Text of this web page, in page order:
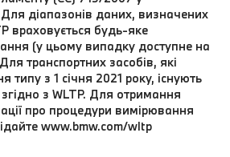
Для діапазонів даних, визначених
враховується будь-яке
(у цьому випадку доступне на
транспортних засобів, які
типу з 1 січня 2021 року, існують
згідно з WLTP. Для отримання
про процедури вимірювання
www.bmw.com/wltp